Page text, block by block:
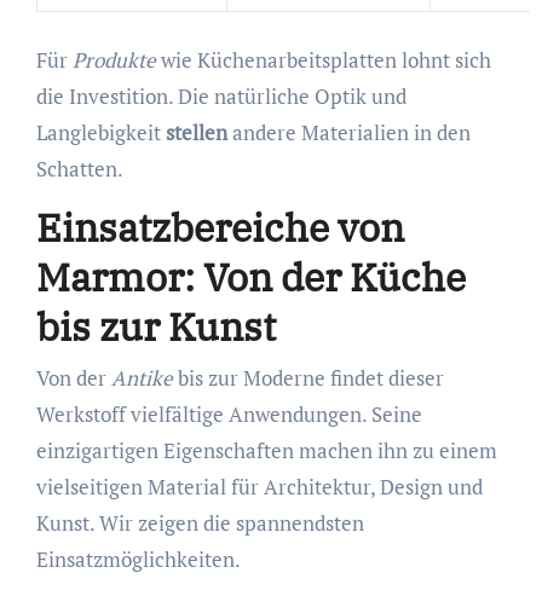
FürProduktewie Küchenarbeitsplatten lohnt sich
die Investition. Die natürliche Optik und
Langlebigkeit stellenandere Materialien in den
Schatten.
Einsatzbereiche von
Marmor: Von der Küche
bis zur Kunst
Von derAntikebis zur Moderne findet dieser
Werkstoff vielfältige Anwendungen. Seine
einzigartigen Eigenschaften machen ihn zu einem
vielseitigen Material für Architektur, Design und
Kunst. Wir zeigen die spannendsten
Einsatzmöglichkeiten.